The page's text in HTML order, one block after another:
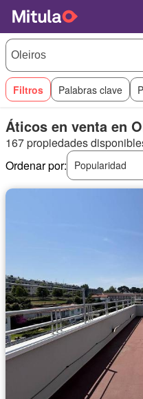
Filtros Palabras clave
Áticos en venta en
167 propiedades
Ordenar por:
Popularidad